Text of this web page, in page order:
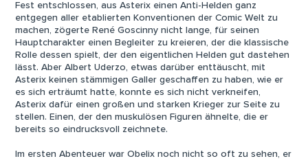
Fest entschlossen, aus Asterix einen Anti-Helden ganz
entgegen aller etablierten Konventionen der Comic Welt zu
machen, zögerte René Goscinny nicht lange, für seinen
Hauptcharakter einen Begleiter zu kreieren, der die klassische
Rolle dessen spielt, der den eigentlichen Helden gut dastehen
lässt. Aber Albert Uderzo, etwas darüber enttäuscht, mit
Asterix keinen stämmigen Galler geschaffen zu haben, wie er
es sich erträumt hatte, konnte es sich nicht verkneifen,
Asterix dafür einen großen und starken Krieger zur Seite zu
stellen. Einen, der den muskulösen Figuren ähnelte, die er
bereits so eindrucksvoll zeichnete.
Im ersten Abenteuer war Obelix noch nicht so oft zu sehen, er